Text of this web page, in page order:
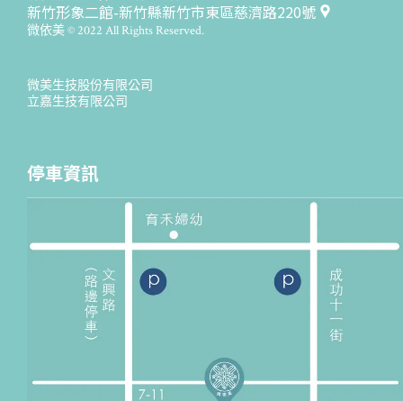
新竹形象二館-新竹縣新竹市東區慈濟路220號
微依美 © 2022 All Rights Reserved.
微美生技股份有限公司
立嘉生技有限公司
停車資訊